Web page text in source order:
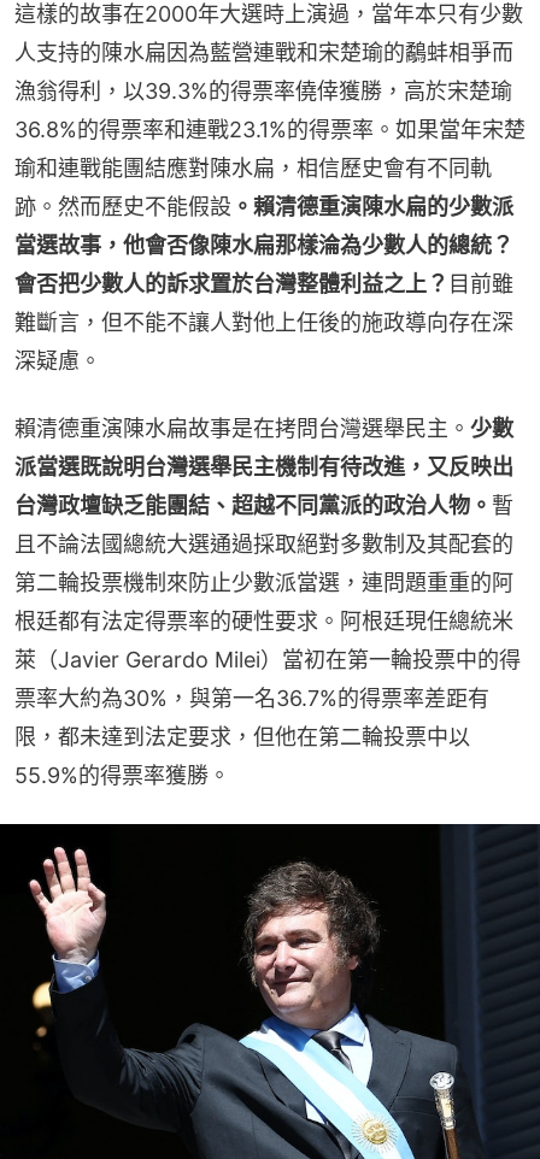
這樣的故事在2000年大選時上演過，當年本只有少數
人支持的陳水扁因為藍營連戰和宋楚瑜的鷸蚌相爭而
漁翁得利，以39.3%的得票率僥倖獲勝，高於宋楚瑜
36.8%的得票率和連戰23.1%的得票率。如果當年宋楚
瑜和連戰能團結應對陳水扁，相信歷史會有不同軌
跡。然而歷史不能假設 。賴清德重演陳水扁的少數派
當選故事，他會否像陳水扁那樣淪為少數人的總統？
會否把少數人的訴求置於台灣整體利益之上？ 目前雖
難斷言，但不能不讓人對他上任後的施政導向存在深
深疑慮。
賴清德重演陳水扁故事是在拷問台灣選舉民主。 少數
派當選既說明台灣選舉民主機制有待改進，又反映出
台灣政壇缺乏能團結、超越不同黨派的政治人物。 暫
且不論法國總統大選通過採取絕對多數制及其配套的
第二輪投票機制來防止少數派當選，連問題重重的阿
根廷都有法定得票率的硬性要求。阿根廷現任總統米
萊（Javier Gerardo Milei）當初在第一輪投票中的得
票率大約為30%，與第一名36.7%的得票率差距有
限，都未達到法定要求，但他在第二輪投票中以
55.9%的得票率獲勝。